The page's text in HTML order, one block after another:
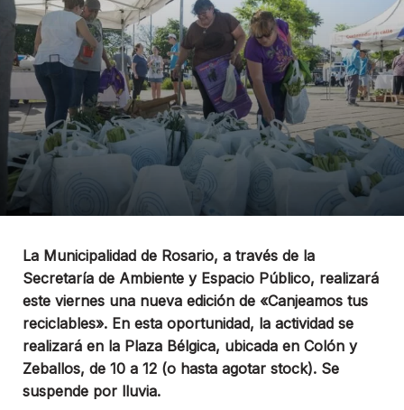
La Municipalidad de Rosario, a través de la
Secretaría de Ambiente y Espacio Público, realizará
este viernes una nueva edición de «Canjeamos tus
reciclables». En esta oportunidad, la actividad se
realizará en la Plaza Bélgica, ubicada en Colón y
Zeballos, de 10 a 12 (o hasta agotar stock). Se
suspende por lluvia.